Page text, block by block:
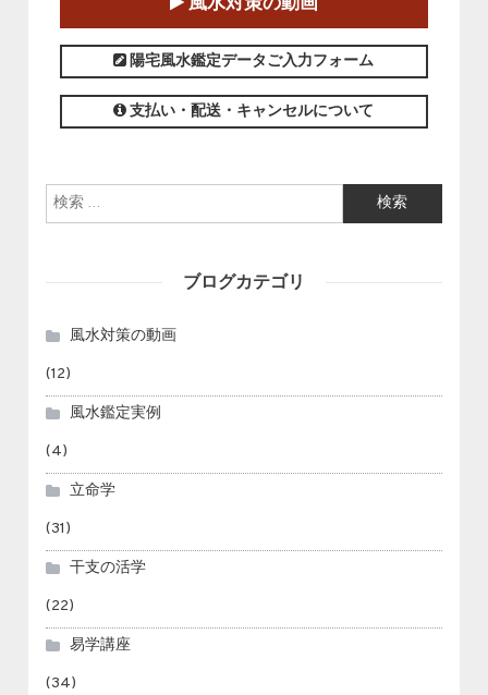
この講座の募集は終了しました。
陽宅風水鑑定データご入力フォーム
支払い・配送・キャンセルについて
検索:
ブログカテゴリ
風水対策の動画
(12)
風水鑑定実例
(4)
立命学
(31)
干支の活学
(22)
易学講座
(34)